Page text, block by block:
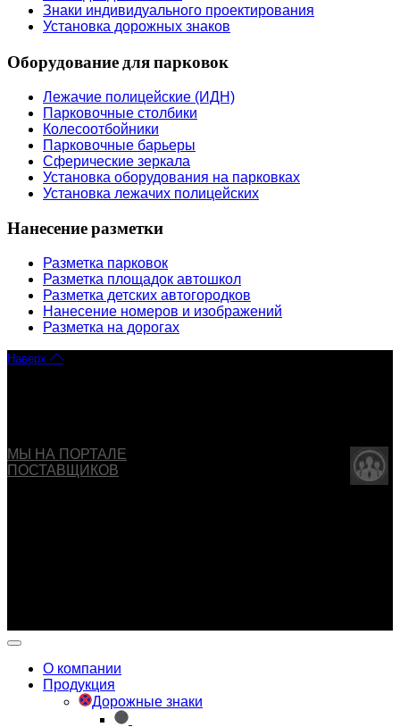
Знаки индивидуального проектирования
Установка дорожных знаков
Оборудование для парковок
Лежачие полицейские (ИДН)
Парковочные столбики
Колесоотбойники
Парковочные барьеры
Сферические зеркала
Установка оборудования на парковках
Установка лежачих полицейских
Нанесение разметки
Разметка парковок
Разметка площадок автошкол
Разметка детских автогородков
Нанесение номеров и изображений
Разметка на дорогах
Наверх
МЫ НА ПОРТАЛЕ
ПОСТАВЩИКОВ
О компании
Продукция
Дорожные знаки